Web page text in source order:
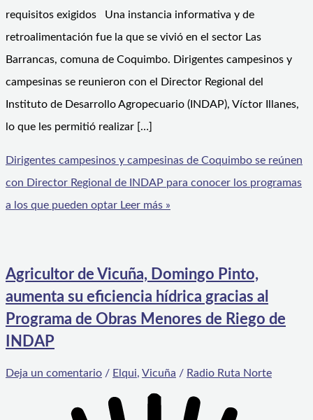
requisitos exigidos Una instancia informativa y de
retroalimentación fue la que se vivió en el sector Las
Barrancas, comuna de Coquimbo. Dirigentes campesinos y
campesinas se reunieron con el Director Regional del
Instituto de Desarrollo Agropecuario (INDAP), Víctor Illanes,
lo que les permitió realizar […]
Dirigentes campesinos y campesinas de Coquimbo se reúnen
con Director Regional de INDAP para conocer los programas
a los que pueden optar Leer más »
Agricultor de Vicuña, Domingo Pinto,
aumenta su eficiencia hídrica gracias al
Programa de Obras Menores de Riego de
INDAP
Deja un comentario / Elqui, Vicuña / Radio Ruta Norte